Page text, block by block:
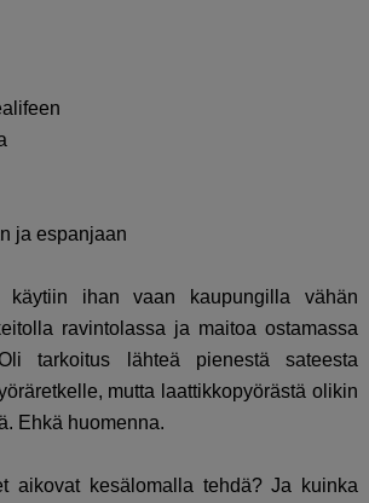
ja espanjaan
käytiin ihan vaan kaupungilla vähän
ravintolassa ja maitoa ostamassa
tarkoitus lähteä pienestä sateesta
mutta laattikkopyörästä olikin
Ehkä huomenna.
aikovat kesälomalla tehdä? Ja kuinka